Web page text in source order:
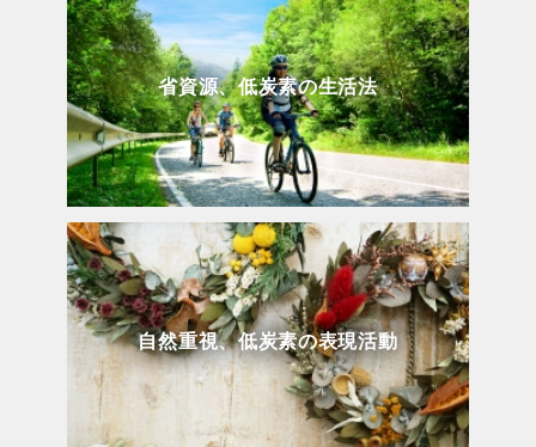
省資源、低炭素の生活法
自然重視、低炭素の表現活動